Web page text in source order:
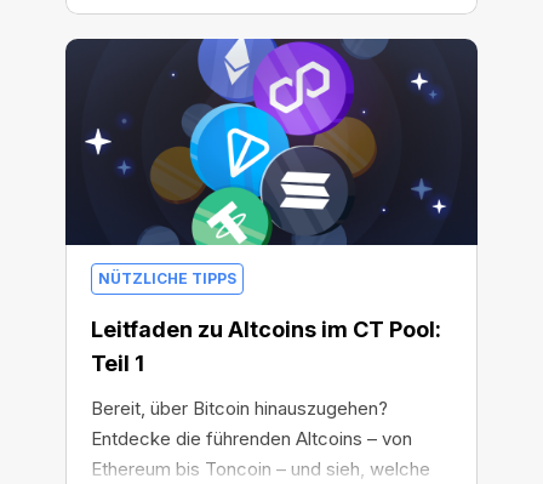
NÜTZLICHE TIPPS
Leitfaden zu Altcoins im CT Pool:
Teil 1
Bereit, über Bitcoin hinauszugehen?
Entdecke die führenden Altcoins – von
Ethereum bis Toncoin – und sieh, welche